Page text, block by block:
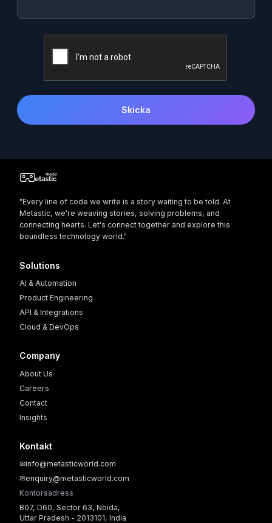
Skicka
"Every line of code we write is a story waiting to be told. At
Metastic, we're weaving stories, solving problems, and
connecting hearts. Let's connect together and explore this
boundless technology world."
Solutions
AI & Automation
Product Engineering
API & Integrations
Cloud & DevOps
Company
About Us
Careers
Contact
Insights
Kontakt
✉info@metasticworld.com
✉enquiry@metasticworld.com
Kontorsadress
B07, D60, Sector 63, Noida,
Uttar Pradesh - 2013101, India